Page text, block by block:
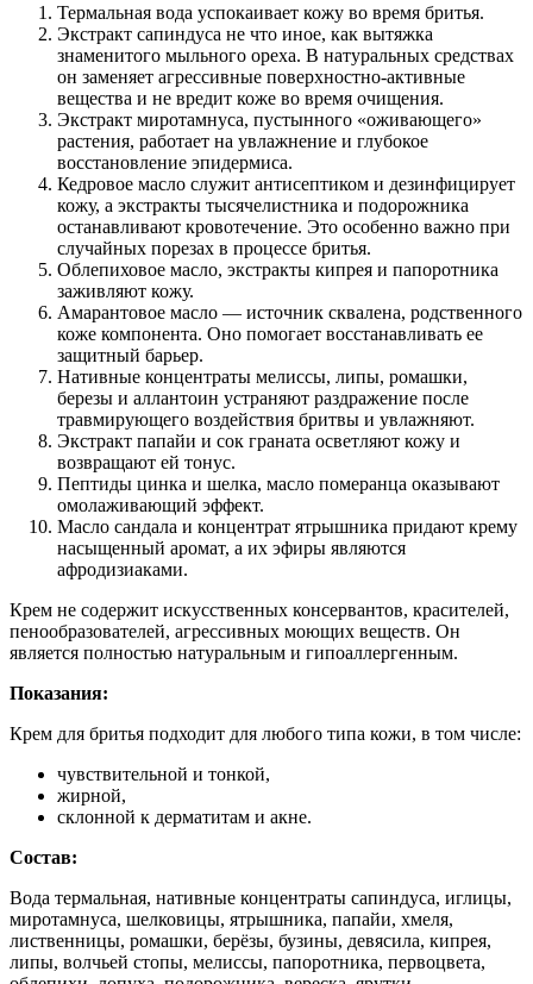
Термальная вода успокаивает кожу во время бритья.
Экстракт сапиндуса не что иное, как вытяжка
знаменитого мыльного ореха. В натуральных средствах
он заменяет агрессивные поверхностно-активные
вещества и не вредит коже во время очищения.
Экстракт миротамнуса, пустынного «оживающего»
растения, работает на увлажнение и глубокое
восстановление эпидермиса.
Кедровое масло служит антисептиком и дезинфицирует
кожу, а экстракты тысячелистника и подорожника
останавливают кровотечение. Это особенно важно при
случайных порезах в процессе бритья.
Облепиховое масло, экстракты кипрея и папоротника
заживляют кожу.
Амарантовое масло — источник сквалена, родственного
коже компонента. Оно помогает восстанавливать ее
защитный барьер.
Нативные концентраты мелиссы, липы, ромашки,
березы и аллантоин устраняют раздражение после
травмирующего воздействия бритвы и увлажняют.
Экстракт папайи и сок граната осветляют кожу и
возвращают ей тонус.
Пептиды цинка и шелка, масло померанца оказывают
омолаживающий эффект.
Масло сандала и концентрат ятрышника придают крему
насыщенный аромат, а их эфиры являются
афродизиаками.
Крем не содержит искусственных консервантов, красителей,
пенообразователей, агрессивных моющих веществ. Он
является полностью натуральным и гипоаллергенным.
Показания:
Крем для бритья подходит для любого типа кожи, в том числе:
чувствительной и тонкой,
жирной,
склонной к дерматитам и акне.
Состав:
Вода термальная, нативные концентраты сапиндуса, иглицы,
миротамнуса, шелковицы, ятрышника, папайи, хмеля,
лиственницы, ромашки, берёзы, бузины, девясила, кипрея,
липы, волчьей стопы, мелиссы, папоротника, первоцвета,